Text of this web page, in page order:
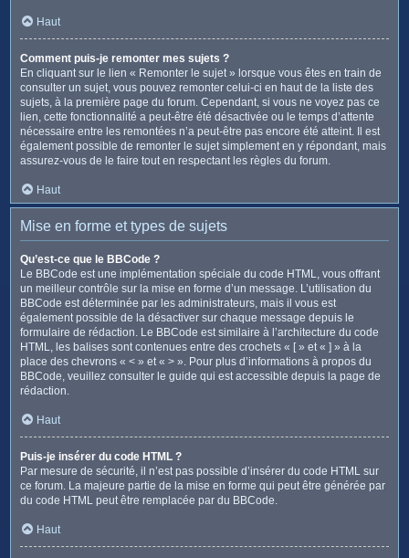
Haut
Comment puis-je remonter mes sujets ?
En cliquant sur le lien « Remonter le sujet » lorsque vous êtes en train de
consulter un sujet, vous pouvez remonter celui-ci en haut de la liste des
sujets, à la première page du forum. Cependant, si vous ne voyez pas ce
lien, cette fonctionnalité a peut-être été désactivée ou le temps d’attente
nécessaire entre les remontées n’a peut-être pas encore été atteint. Il est
également possible de remonter le sujet simplement en y répondant, mais
assurez-vous de le faire tout en respectant les règles du forum.
Haut
Mise en forme et types de sujets
Qu’est-ce que le BBCode ?
Le BBCode est une implémentation spéciale du code HTML, vous offrant
un meilleur contrôle sur la mise en forme d’un message. L’utilisation du
BBCode est déterminée par les administrateurs, mais il vous est
également possible de la désactiver sur chaque message depuis le
formulaire de rédaction. Le BBCode est similaire à l’architecture du code
HTML, les balises sont contenues entre des crochets « [ » et « ] » à la
place des chevrons « < » et « > ». Pour plus d’informations à propos du
BBCode, veuillez consulter le guide qui est accessible depuis la page de
rédaction.
Haut
Puis-je insérer du code HTML ?
Par mesure de sécurité, il n’est pas possible d’insérer du code HTML sur
ce forum. La majeure partie de la mise en forme qui peut être générée par
du code HTML peut être remplacée par du BBCode.
Haut